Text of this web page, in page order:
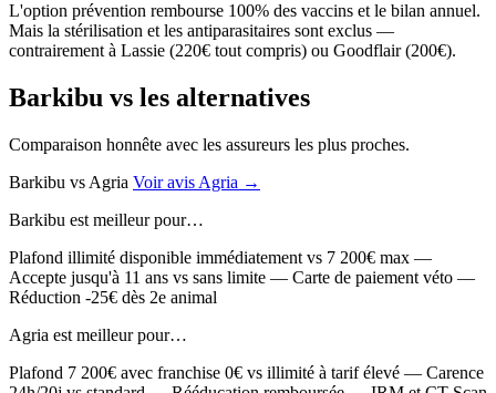
L'option prévention rembourse 100% des vaccins et le bilan annuel.
Mais la stérilisation et les antiparasitaires sont exclus —
contrairement à Lassie (220€ tout compris) ou Goodflair (200€).
Barkibu vs les alternatives
Comparaison honnête avec les assureurs les plus proches.
Barkibu vs Agria Voir avis Agria →
Barkibu est meilleur pour…
Plafond illimité disponible immédiatement vs 7 200€ max —
Accepte jusqu'à 11 ans vs sans limite — Carte de paiement véto —
Réduction -25€ dès 2e animal
Agria est meilleur pour…
Plafond 7 200€ avec franchise 0€ vs illimité à tarif élevé — Carence